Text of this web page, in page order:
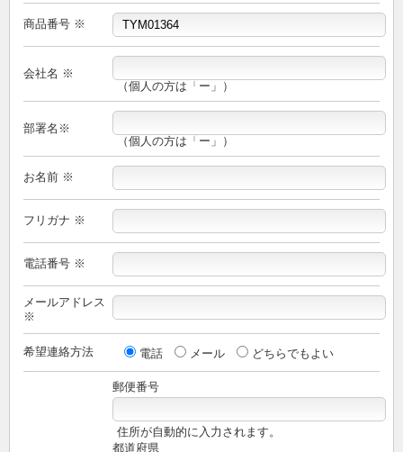
商品番号 ※
会社名 ※
（個人の方は「ー」）
部署名※
（個人の方は「ー」）
お名前 ※
フリガナ ※
電話番号 ※
メールアドレス
※
希望連絡方法 電話 メール どちらでもよい
郵便番号
住所が自動的に入力されます。
都道府県